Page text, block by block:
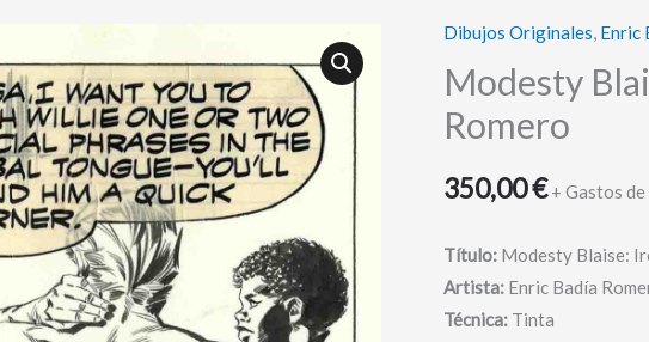
Dibujos Originales, Enric
Modesty
Romero
350,00€ + Gastos
Título: Modesty Blaise:
Artista: Enric Badía
Técnica: Tinta
Modesty
Blaise
-
Original
strip
-
Romero
cantidad